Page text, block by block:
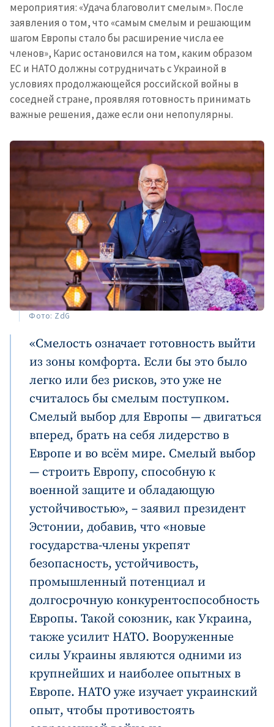
мероприятия: «Удача благоволит смелым». После
заявления о том, что «самым смелым и решающим
шагом Европы стало бы расширение числа ее
членов», Карис остановился на том, каким образом
ЕС и НАТО должны сотрудничать с Украиной в
условиях продолжающейся российской войны в
соседней стране, проявляя готовность принимать
важные решения, даже если они непопулярны.
Фото: ZdG
«Смелость означает готовность выйти
из зоны комфорта. Если бы это было
легко или без рисков, это уже не
считалось бы смелым поступком.
Смелый выбор для Европы — двигаться
вперед, брать на себя лидерство в
Европе и во всём мире. Смелый выбор
— строить Европу, способную к
военной защите и обладающую
устойчивостью», – заявил президент
Эстонии, добавив, что «новые
государства-члены укрепят
безопасность, устойчивость,
промышленный потенциал и
долгосрочную конкурентоспособность
Европы. Такой союзник, как Украина,
также усилит НАТО. Вооруженные
силы Украины являются одними из
крупнейших и наиболее опытных в
Европе. НАТО уже изучает украинский
опыт, чтобы противостоять